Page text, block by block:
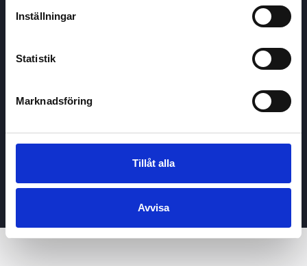
Inställningar
Statistik
Marknadsföring
Tillåt alla
Avvisa
Undervisning
För företag